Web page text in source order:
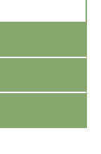
sociedades
economia e
3)